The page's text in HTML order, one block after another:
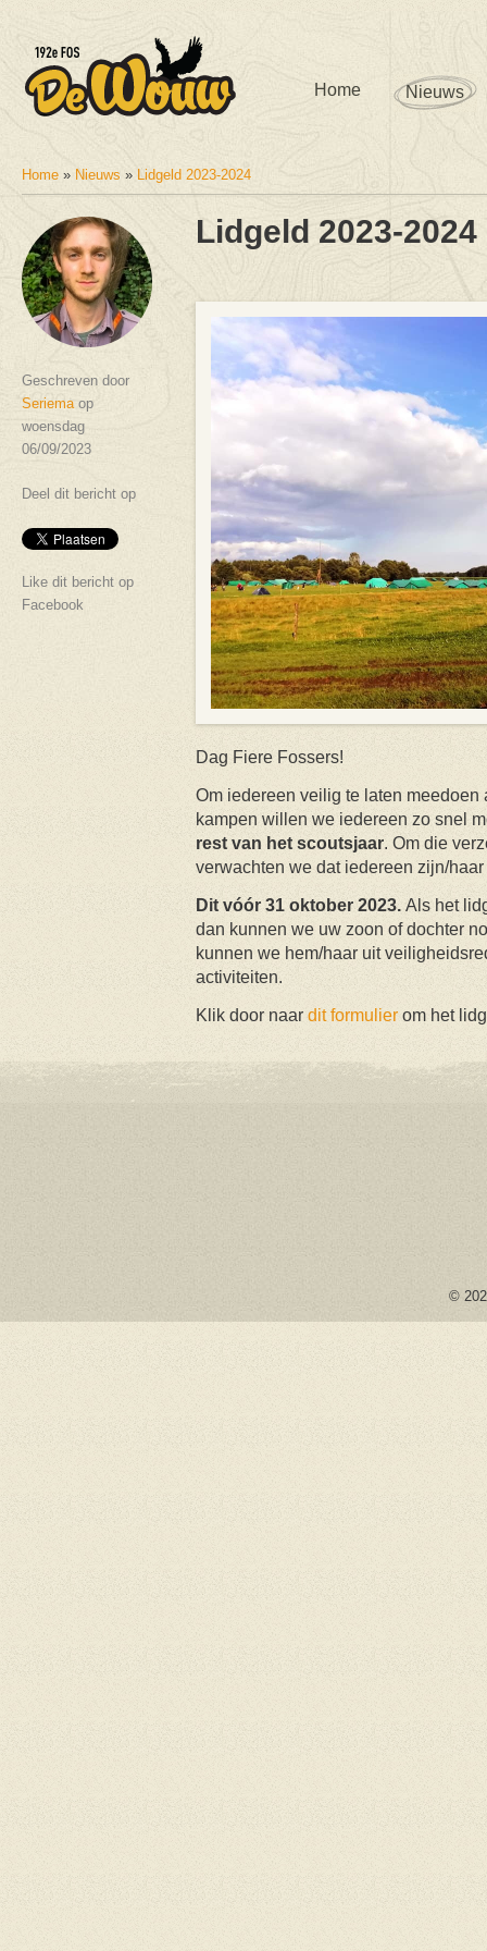
Home Nieuws
U bent hier
Home » Nieuws » Lidgeld 2023-2024
Geschreven door
Seriema op
woensdag
06/09/2023
Deel dit bericht op
Like dit bericht op
Facebook
Lidgeld 2023-2024
Dag Fiere Fossers!
Om iedereen veilig te laten
kampen willen we iedereen zo snel
rest van het scoutsjaar . Om die
verwachten we dat iedereen zijn/haar
Dit vóór 31 oktober 2023. Als het
dan kunnen we uw zoon of dochter
kunnen we hem/haar uit
activiteiten.
Klik door naar dit formulier om het
©